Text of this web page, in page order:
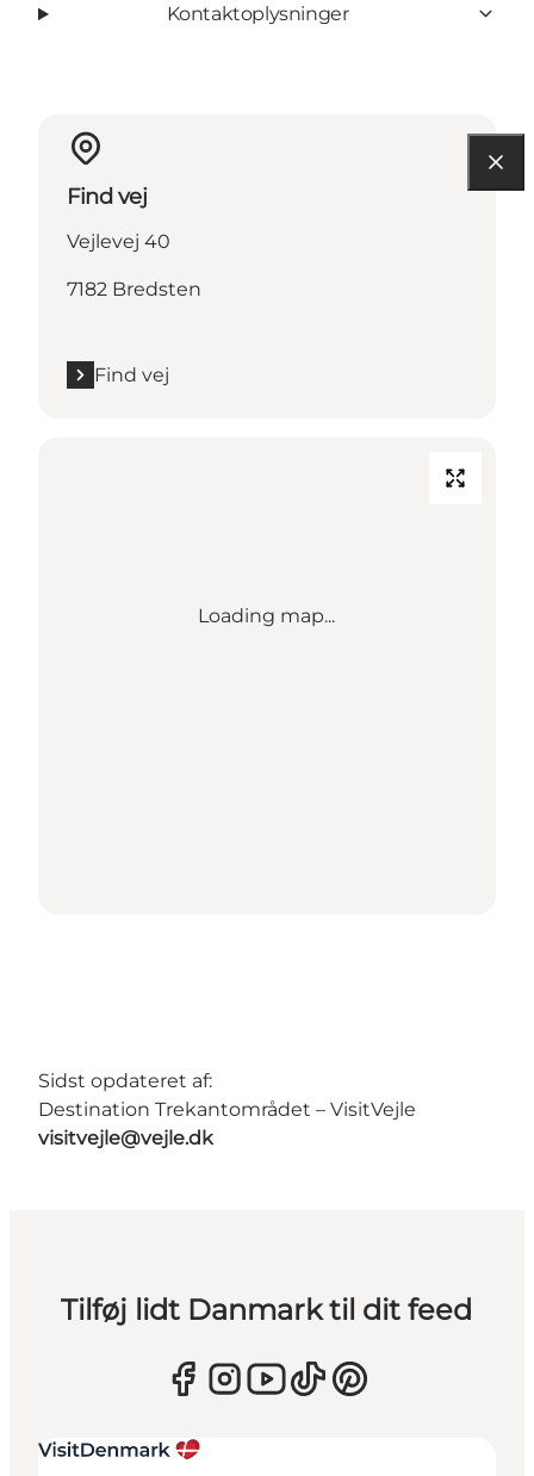
Kontaktoplysninger
Find vej
Vejlevej 40
7182 Bredsten
Find vej
Loading map...
Sidst opdateret af:
Destination Trekantområdet – VisitVejle
visitvejle@vejle.dk
Tilføj lidt Danmark til dit feed